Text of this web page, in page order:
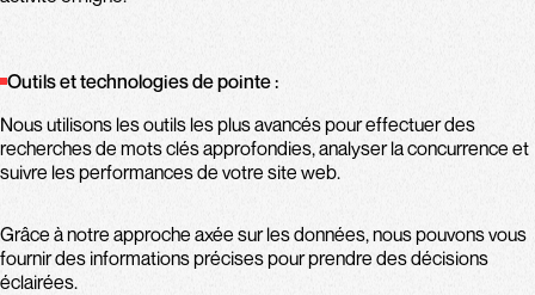
Outils et technologies de pointe :
Nous utilisons les outils les plus avancés pour effectuer des
recherches de mots clés approfondies, analyser la concurrence et
suivre les performances de votre site web.
Grâce à notre approche axée sur les données, nous pouvons vous
fournir des informations précises pour prendre des décisions
éclairées.